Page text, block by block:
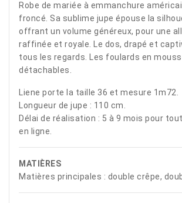
Robe de mariée à emmanchure
froncé. Sa sublime jupe épouse la
offrant un volume généreux, pour une
raffinée et royale. Le dos, drapé et
tous les regards. Les foulards en
détachables.
Liene porte la taille 36 et mesure 1m72.
Longueur de jupe : 110 cm.
Délai de réalisation : 5 à 9 mois pour
en ligne.
MATIÈRES
Matières principales : double crêpe,